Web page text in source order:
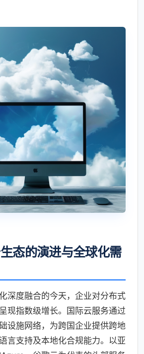
态的演进与全球化需
深度融合的今天，企业对分布式
现指数级增长。国际云服务通过
设施网络，为跨国企业提供跨地
言支持及本地化合规能力。以亚